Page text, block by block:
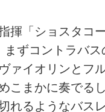
揮「ショスタコ
まずコントラバス
ァイオリンとフ
こまかに奏でる
れるようなバス